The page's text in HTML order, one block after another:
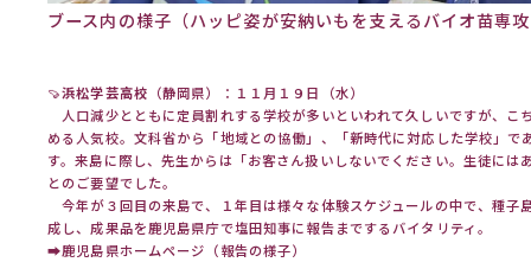
ブース内の様子（ハッピ姿が安納いもを支えるバイオ苗専
🍠浜松学芸高校 （静岡県）：１１月１９日（水）
人口減少とともに定員割れする学校が多いといわれて久しいですが、こ
める人気校。文科省から「地域との協働」、「新時代に対応した学校」で
す。来島に際し、先生からは「お客さん扱いしないでください。生徒には
とのご要望でした。
今年が３回目の来島で、１年目は様々な体験スケジュールの中で、種子
成し、成果品を鹿児島県庁で塩田知事に報告までするバイタリティ。
➡鹿児島県ホームページ（報告の様子）